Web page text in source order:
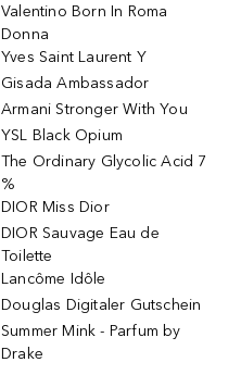
Valentino Born In Roma
Donna
Yves Saint Laurent Y
Gisada Ambassador
Armani Stronger With You
YSL Black Opium
The Ordinary Glycolic Acid 7
%
DIOR Miss Dior
DIOR Sauvage Eau de
Toilette
Lancôme Idôle
Douglas Digitaler Gutschein
Summer Mink - Parfum by
Drake